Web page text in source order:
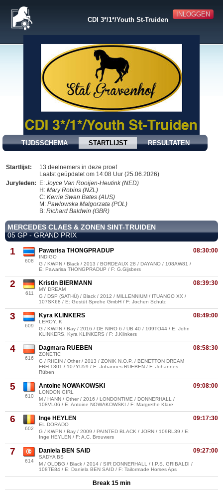
INLOGGEN
CDI 3*/1*/Youth St-Truiden
TIJDSSCHEMA STARTLIJST RESULTATEN
Startlijst:
13 deelnemers in deze proef
Laatst geüpdatet om 14:08 Uur (25.06.2026)
Juryleden:
E: Joyce Van Rooijen-Heutink (NED)
H: Mary Robins (NZL)
C: Kerrie Swan Bates (AUS)
M: Pawlowska Malgorzata (POL)
B: Richard Baldwin (GBR)
MERCEDES CLAES & ZONEN SINT-TRUIDEN
05 GP - GRAND PRIX
1
608
08:30:00
Pawarisa THONGPRADUP
INDIGO
G / KWPN / Black / 2013 / BORDEAUX 28 / DAYANO / 108AW81 /
E: Pawarisa THONGPRADUP / F: G.Gijsbers
2
611
08:39:30
Kristin BIERMANN
MY DREAM
G / DSP (SATHÜ) / Black / 2012 / MILLENNIUM / ITUANGO XX /
107SK68 / E: Gestüt Sprehe GmbH / F: Jochen Schulz
3
609
08:49:00
Kyra KLINKERS
LEROY. K
G / KWPN / Bay / 2016 / DE NIRO 6 / UB 40 / 109TO44 / E: John
KLINKERS, Kyra KLINKERS / F: J.Klinkers
4
616
08:58:30
Dagmara RUEBEN
ZONETIC
G / RHEIN / Other / 2013 / ZONIK N.O.P. / BENETTON DREAM
FRH 1301 / 107YU59 / E: Johannes RUEBEN / F: Johannes
Rüben
5
610
09:08:00
Antoine NOWAKOWSKI
LONDON GIRL
M / HANN / Other / 2016 / LONDONTIME / DONNERHALL /
108VL06 / E: Antoine NOWAKOWSKI / F: Margrethe Klare
6
602
09:17:30
Inge HEYLEN
EL DORADO
G / KWPN / Bay / 2009 / PAINTED BLACK / JORN / 109RL39 / E:
Inge HEYLEN / F: A.C. Brouwers
7
614
09:27:00
Daniela BEN SAID
SADYA BS
M / OLDBG / Black / 2014 / SIR DONNERHALL / I.P.S. GRIBALDI /
108TE84 / E: Daniela BEN SAID / F: Tailormade Horses Aps
Break 15 min